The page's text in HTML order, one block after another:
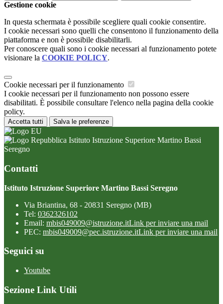
Gestione cookie
In questa schermata è possibile scegliere quali cookie consentire.
I cookie necessari sono quelli che consentono il funzionamento della
piattaforma e non è possibile disabilitarli.
Per conoscere quali sono i cookie necessari al funzionamento potete
visionare la COOKIE POLICY.
Cookie necessari per il funzionamento
I cookie necessari per il funzionamento non possono essere
disabilitati. È possibile consultare l'elenco nella pagina della cookie
policy.
Accetta tutti Salva le preferenze
Istituto Istruzione Superiore Martino Bassi
Seregno
Contatti
Istituto Istruzione Superiore Martino Bassi Seregno
Via Briantina, 68 - 20831 Seregno (MB)
Tel: 0362326102
Email: mbis049009@istruzione.itLink per inviare una mail
PEC: mbis049009@pec.istruzione.itLink per inviare una mail
Seguici su
Youtube
Sezione Link Utili